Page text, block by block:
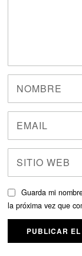
Guarda mi
la próxima vez que